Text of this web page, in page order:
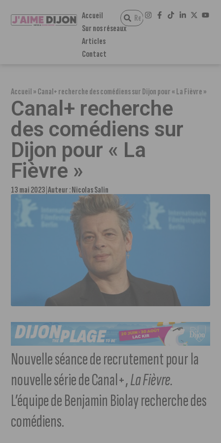
Accueil
Sur nos réseaux
Articles
Contact
Accueil»Canal+ recherche des comédiens sur Dijon pour « La Fièvre »
Canal+ recherche
des comédiens sur
Dijon pour « La
Fièvre »
13 mai 2023 Auteur :Nicolas Salin
Nouvelle séance de recrutement pour la
nouvelle série de Canal+,La Fièvre.
L’équipe de Benjamin Biolay recherche des
comédiens.